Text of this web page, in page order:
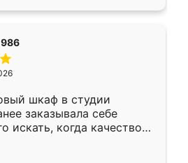
шкаф в студии
заказывала себе
искать, когда качеством
Служит кухня уже почти
нет.